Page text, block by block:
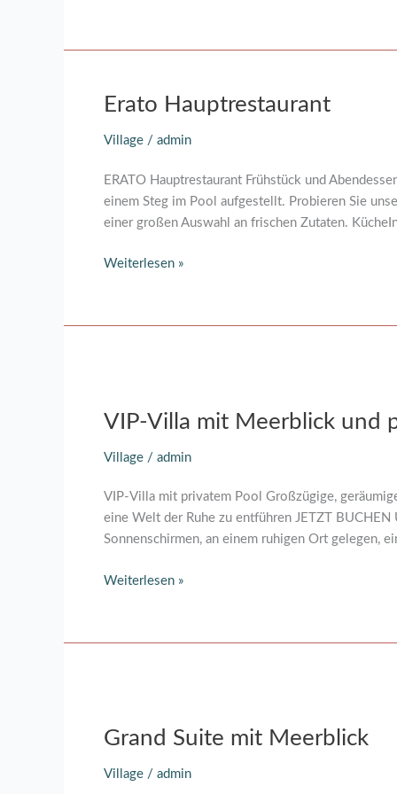
Erato Hauptrestaurant
Village / admin
ERATO Hauptrestaurant Frühstück und
einem Steg im Pool aufgestellt. Probieren Sie
einer großen Auswahl an frischen Zutaten.
Erato
Weiterlesen »
VIP-Villa mit Meerblick und
Village / admin
VIP-Villa mit privatem Pool Großzügige,
eine Welt der Ruhe zu entführen JETZT
Sonnenschirmen, an einem ruhigen Ort gelegen,
mit
und
Pool
Weiterlesen »
Grand Suite mit Meerblick
Village / admin
mit